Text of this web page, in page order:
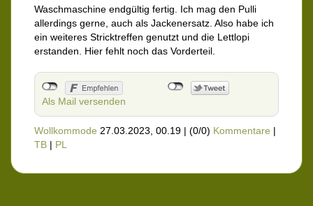
Waschmaschine endgültig fertig. Ich mag den Pulli
allerdings gerne, auch als Jackenersatz. Also habe ich
ein weiteres Stricktreffen genutzt und die Lettlopi
erstanden. Hier fehlt noch das Vorderteil.
Als Mail versenden
Wollkommode 27.03.2023, 00.19 | (0/0) Kommentare |
TB | PL